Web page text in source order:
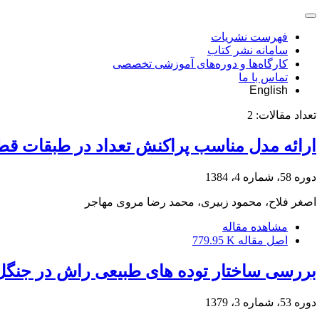
فهرست نشریات
سامانه نشر کتاب
کارگاه‌ها و دوره‌های آموزشی تخصصی
تماس با ما
English
تعداد مقالات: 2
ارائه مدل مناسب پراکنش تعداد در
دوره 58، شماره 4، 1384
اصغر فلاح، محمود زبیری، محمد رضا مروی مهاجر
مشاهده مقاله
اصل مقاله 779.95 K
بررسی ساختار توده های طبیعی راش در
دوره 53، شماره 3، 1379